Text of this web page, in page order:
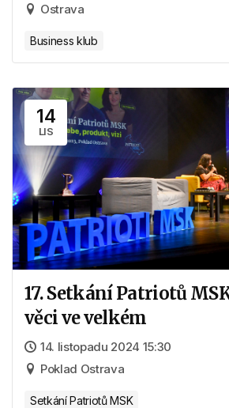
Ostrava
Business klub
14
LIS
17. Setkání Patriotů
věci ve velkém
14. listopadu 2024 15:30
Poklad Ostrava
Setkání Patriotů MSK